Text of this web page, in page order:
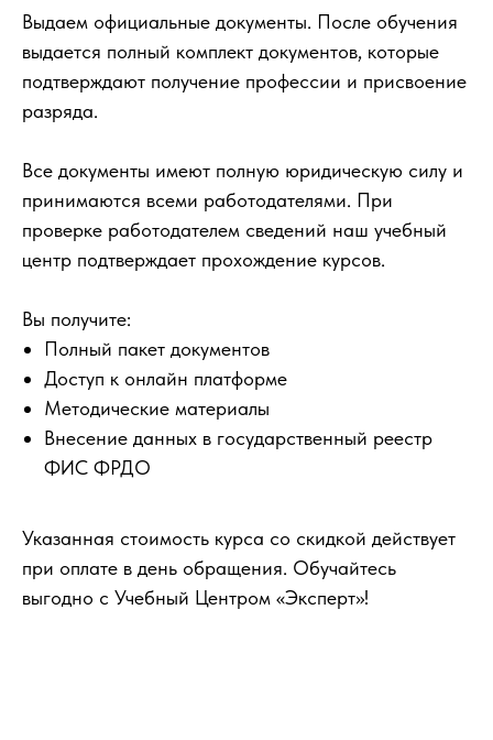
Выдаем официальные документы. После обучения
выдается полный комплект документов, которые
подтверждают получение профессии и присвоение
разряда.
Все документы имеют полную юридическую силу и
принимаются всеми работодателями. При
проверке работодателем сведений наш учебный
центр подтверждает прохождение курсов.
Вы получите:
Полный пакет документов
Доступ к онлайн платформе
Методические материалы
Внесение данных в государственный реестр
ФИС ФРДО
Указанная стоимость курса со скидкой действует
при оплате в день обращения. Обучайтесь
выгодно с Учебный Центром «Эксперт»!